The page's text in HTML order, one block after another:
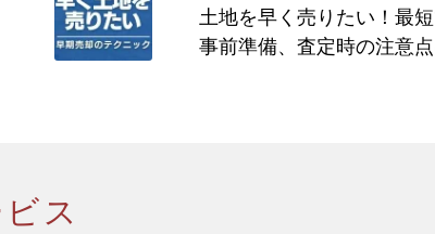
土地を早く売りたい！最
事前準備、査定時の注意
ス